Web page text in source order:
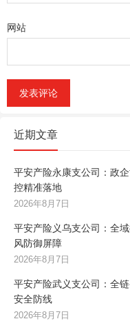
网站
近期文章
平安产险永康支公司：政
控精准落地
2026年8月7日
平安产险义乌支公司：全
风防御屏障
2026年8月7日
平安产险武义支公司：全
安全防线
2026年8月7日